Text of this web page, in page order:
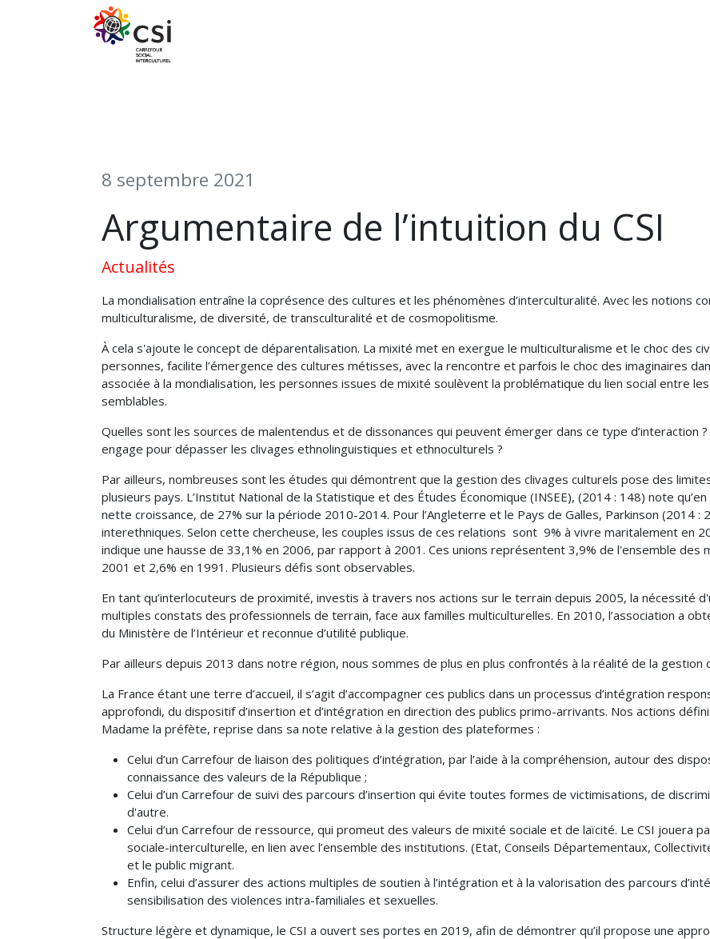
8 septembre 2021
Argumentaire de l’intuition du CSI
Actualités
La mondialisation entraîne la coprésence des cultures et les phénomènes d’interculturalité. Avec les notions
multiculturalisme, de diversité, de transculturalité et de cosmopolitisme.
À cela s'ajoute le concept de déparentalisation. La mixité met en exergue le multiculturalisme et le choc des
personnes, facilite l’émergence des cultures métisses, avec la rencontre et parfois le choc des imaginaires
associée à la mondialisation, les personnes issues de mixité soulèvent la problématique du lien social entre
semblables.
Quelles sont les sources de malentendus et de dissonances qui peuvent émerger dans ce type d’interaction
engage pour dépasser les clivages ethnolinguistiques et ethnoculturels ?
Par ailleurs, nombreuses sont les études qui démontrent que la gestion des clivages culturels pose des
plusieurs pays. L’Institut National de la Statistique et des Études Économique (INSEE), (2014 : 148) note
nette croissance, de 27% sur la période 2010-2014. Pour l’Angleterre et le Pays de Galles, Parkinson (2014
interethniques. Selon cette chercheuse, les couples issus de ces relations sont 9% à vivre maritalement en
indique une hausse de 33,1% en 2006, par rapport à 2001. Ces unions représentent 3,9% de l'ensemble des
2001 et 2,6% en 1991. Plusieurs défis sont observables.
En tant qu’interlocuteurs de proximité, investis à travers nos actions sur le terrain depuis 2005, la nécessité
multiples constats des professionnels de terrain, face aux familles multiculturelles. En 2010, l’association a
du Ministère de l’Intérieur et reconnue d’utilité publique.
Par ailleurs depuis 2013 dans notre région, nous sommes de plus en plus confrontés à la réalité de la
La France étant une terre d’accueil, il s’agit d’accompagner ces publics dans un processus d’intégration
approfondi, du dispositif d’insertion et d’intégration en direction des publics primo-arrivants. Nos actions
Madame la préfète, reprise dans sa note relative à la gestion des plateformes :
Celui d’un Carrefour de liaison des politiques d’intégration, par l’aide à la compréhension, autour des
connaissance des valeurs de la République ;
Celui d’un Carrefour de suivi des parcours d’insertion qui évite toutes formes de victimisations, de
d'autre.
Celui d’un Carrefour de ressource, qui promeut des valeurs de mixité sociale et de laïcité. Le CSI jouera
sociale-interculturelle, en lien avec l’ensemble des institutions. (Etat, Conseils Départementaux,
et le public migrant.
Enfin, celui d’assurer des actions multiples de soutien à l’intégration et à la valorisation des parcours
sensibilisation des violences intra-familiales et sexuelles.
Structure légère et dynamique, le CSI a ouvert ses portes en 2019, afin de démontrer qu’il propose une